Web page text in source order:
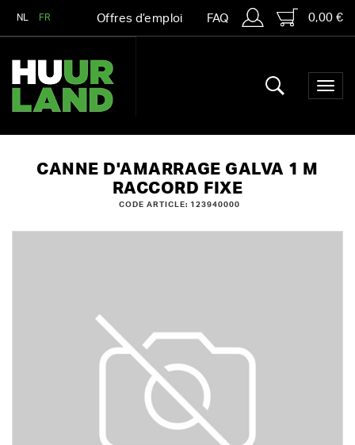
NL FR Offres d’emploi FAQ 0,00 €
CANNE D'AMARRAGE GALVA 1 M
RACCORD FIXE
CODE ARTICLE: 123940000